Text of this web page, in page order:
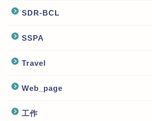
SDR-BCL
SSPA
Travel
Web_page
工作